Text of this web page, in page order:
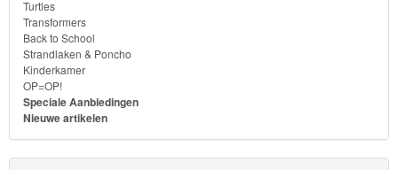
Turtles
Transformers
Back to School
Strandlaken & Poncho
Kinderkamer
OP=OP!
Speciale Aanbiedingen
Nieuwe artikelen